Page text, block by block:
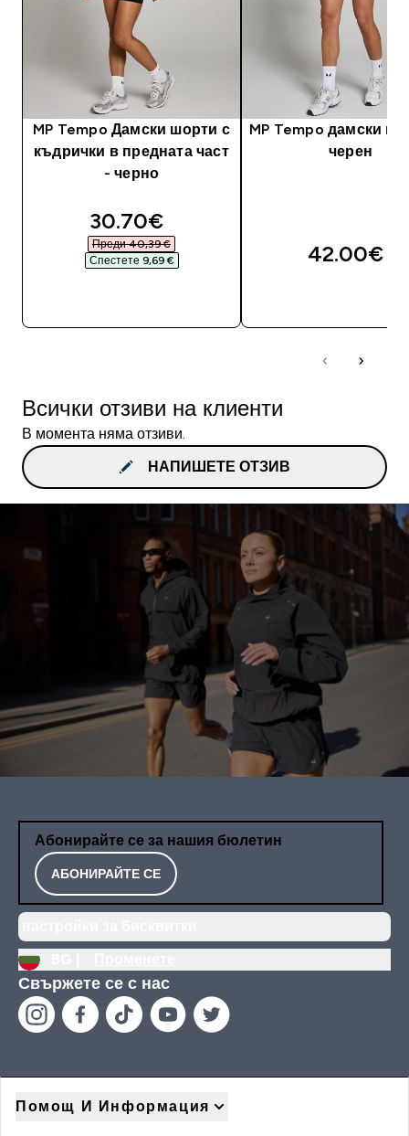
MP Tempo Дамски шорти с
къдрички в предната част
- черно
discounted price
30.70€‎
Преди 40,39 €‎
Спестете 9,69 €‎
MP Tempo дамски
черен
42.00€‎
Всички отзиви на клиенти
В момента няма отзиви.
НАПИШЕТЕ ОТЗИВ
Абонирайте се за нашия бюлетин
АБОНИРАЙТЕ СЕ
Свържете се с нас
Помощ И Информация